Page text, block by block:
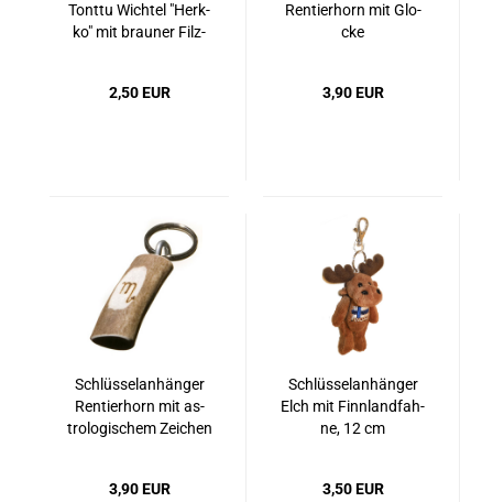
Tont­tu Wich­tel "Herk­
ko" mit brau­ner Filz­
2,50 EUR
Ren­tier­horn mit Glo­
cke
3,90 EUR
Schlüs­sel­an­hän­ger
Ren­tier­horn mit as­
tro­lo­gi­schem Zei­chen
3,90 EUR
Schlüs­sel­an­hän­ger
Elch mit Finn­land­fah­
ne, 12 cm
3,50 EUR